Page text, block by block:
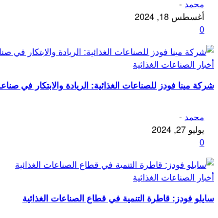
محمد -
أغسطس 18, 2024
0
أخبار الصناعات الغذائية
شركة مينا فودز للصناعات الغذائية: الريادة والابتكار في
محمد -
يوليو 27, 2024
0
أخبار الصناعات الغذائية
سايلو فودز: قاطرة التنمية في قطاع الصناعات الغذائية